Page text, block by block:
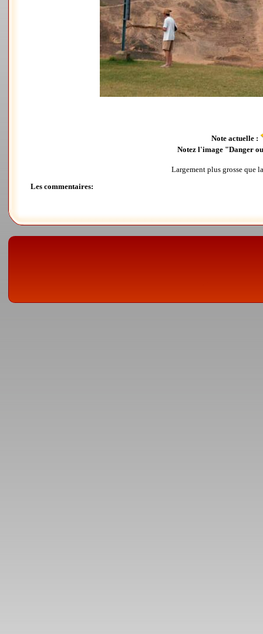
Note actuelle :
Notez l'image "Danger
Largement plus grosse que
Les commentaires: